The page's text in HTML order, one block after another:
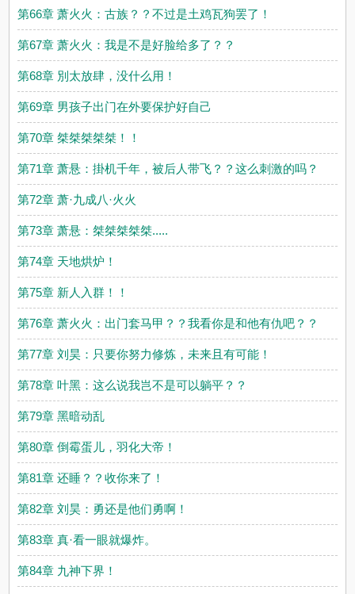
第66章 萧火火：古族？？不过是土鸡瓦狗罢了！
第67章 萧火火：我是不是好脸给多了？？
第68章 別太放肆，没什么用！
第69章 男孩子出门在外要保护好自己
第70章 桀桀桀桀桀！！
第71章 萧悬：掛机千年，被后人带飞？？这么刺激的吗？
第72章 萧·九成八·火火
第73章 萧悬：桀桀桀桀桀.....
第74章 天地烘炉！
第75章 新人入群！！
第76章 萧火火：出门套马甲？？我看你是和他有仇吧？？
第77章 刘昊：只要你努力修炼，未来且有可能！
第78章 叶黑：这么说我岂不是可以躺平？？
第79章 黑暗动乱
第80章 倒霉蛋儿，羽化大帝！
第81章 还睡？？收你来了！
第82章 刘昊：勇还是他们勇啊！
第83章 真·看一眼就爆炸。
第84章 九神下界！